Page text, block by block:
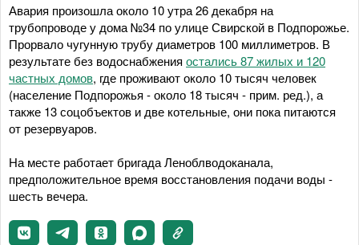
Авария произошла около 10 утра 26 декабря на
трубопроводе у дома №34 по улице Свирской в Подпорожье.
Прорвало чугунную трубу диаметров 100 миллиметров. В
результате без водоснабжения остались 87 жилых и 120
частных домов, где проживают около 10 тысяч человек
(население Подпорожья - около 18 тысяч - прим. ред.), а
также 13 соцобъектов и две котельные, они пока питаются
от резервуаров.
На месте работает бригада Леноблводоканала,
предположительное время восстановления подачи воды -
шесть вечера.